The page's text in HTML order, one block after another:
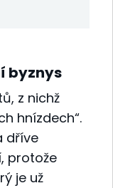
byznys
z nichž
hnízdech“.
dříve
protože
je už